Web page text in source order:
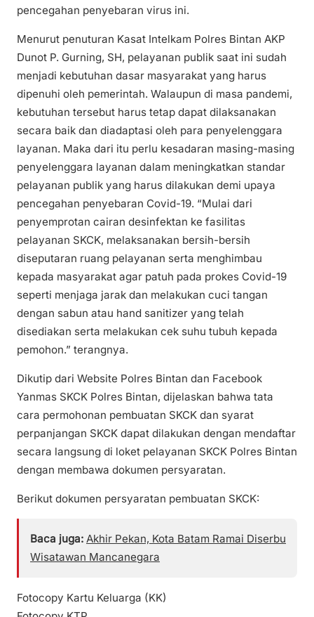
pencegahan penyebaran virus ini.
Menurut penuturan Kasat Intelkam Polres Bintan AKP
Dunot P. Gurning, SH, pelayanan publik saat ini sudah
menjadi kebutuhan dasar masyarakat yang harus
dipenuhi oleh pemerintah. Walaupun di masa pandemi,
kebutuhan tersebut harus tetap dapat dilaksanakan
secara baik dan diadaptasi oleh para penyelenggara
layanan. Maka dari itu perlu kesadaran masing-masing
penyelenggara layanan dalam meningkatkan standar
pelayanan publik yang harus dilakukan demi upaya
pencegahan penyebaran Covid-19. “Mulai dari
penyemprotan cairan desinfektan ke fasilitas
pelayanan SKCK, melaksanakan bersih-bersih
diseputaran ruang pelayanan serta menghimbau
kepada masyarakat agar patuh pada prokes Covid-19
seperti menjaga jarak dan melakukan cuci tangan
dengan sabun atau hand sanitizer yang telah
disediakan serta melakukan cek suhu tubuh kepada
pemohon.” terangnya.
Dikutip dari Website Polres Bintan dan Facebook
Yanmas SKCK Polres Bintan, dijelaskan bahwa tata
cara permohonan pembuatan SKCK dan syarat
perpanjangan SKCK dapat dilakukan dengan mendaftar
secara langsung di loket pelayanan SKCK Polres Bintan
dengan membawa dokumen persyaratan.
Berikut dokumen persyaratan pembuatan SKCK:
Baca juga: Akhir Pekan, Kota Batam Ramai Diserbu
Wisatawan Mancanegara
Fotocopy Kartu Keluarga (KK)